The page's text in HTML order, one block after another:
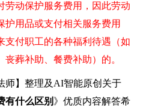
劳动保护服务费用，因此劳动
护用品或支付相关服务费用
支付职工的各种福利待遇（如
葬补助、餐费补助）的。
师】整理及AI智能原创关于
有什么区别 》优质内容解答希